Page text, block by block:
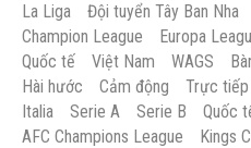
La Liga
Đội tuyển Tây Ban Nha
Champion League
Europa
Quốc tế
Việt Nam WAGS
Hài hước
Cảm động Trực tiếp
Italia
Serie A Serie B Quốc
AFC Champions League
Kings